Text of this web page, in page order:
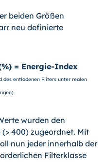
beiden Größen
neu definierte
= Energie-Index
des entladenen Filters unter realen
wurden den
(> 400) zugeordnet. Mit
nun jeder innerhalb der
Filterklasse